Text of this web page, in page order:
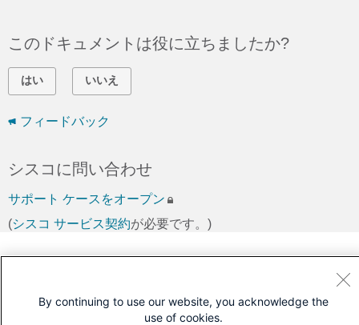
このドキュメントは役に立ちましたか?
はい いいえ
フィードバック
シスコに問い合わせ
サポート ケースをオープン
(シスコ サービス契約が必要です。)
By continuing to use our website, you acknowledge the
use of cookies.